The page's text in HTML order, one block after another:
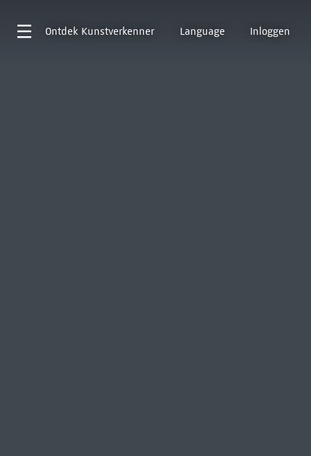
Ontdek Kunstverkenner Language Inloggen